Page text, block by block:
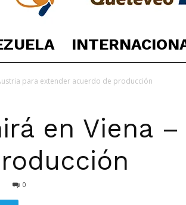
España
para extender acuerdo de producción
en Viena
0